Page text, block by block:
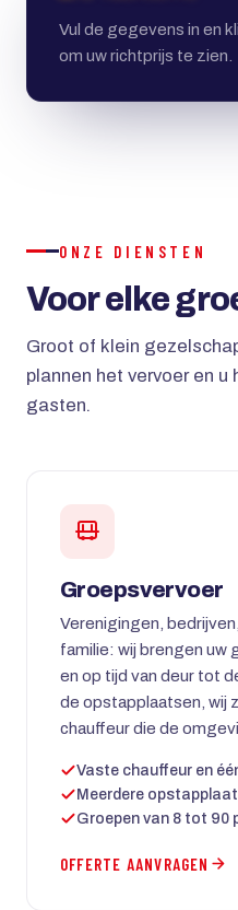
Vul de gegevens in en
om uw richtprijs te zien.
ONZE DIENSTEN
Voor elke
Groot of klein
plannen het vervoer en u
gasten.
Groepsvervoer
Verenigingen,
familie: wij brengen uw
en op tijd van deur tot
de opstapplaatsen, wij
chauffeur die de
Vaste chauffeur en
Meerdere
Groepen van 8 tot 90
OFFERTE AANVRAGEN